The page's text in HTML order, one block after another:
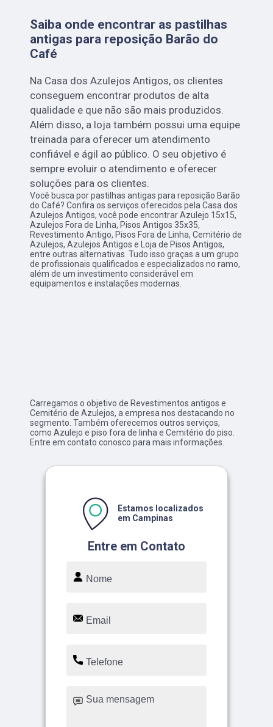
Saiba onde encontrar as pastilhas
antigas para reposição Barão do
Café
Na Casa dos Azulejos Antigos, os clientes
conseguem encontrar produtos de alta
qualidade e que não são mais produzidos.
Além disso, a loja também possui uma equipe
treinada para oferecer um atendimento
confiável e ágil ao público. O seu objetivo é
sempre evoluir o atendimento e oferecer
soluções para os clientes.
Você busca por pastilhas antigas para reposição Barão
do Café? Confira os serviços oferecidos pela Casa dos
Azulejos Antigos, você pode encontrar Azulejo 15x15,
Azulejos Fora de Linha, Pisos Antigos 35x35,
Revestimento Antigo, Pisos Fora de Linha, Cemitério de
Azulejos, Azulejos Antigos e Loja de Pisos Antigos,
entre outras alternativas. Tudo isso graças a um grupo
de profissionais qualificados e especializados no ramo,
além de um investimento considerável em
equipamentos e instalações modernas.
Carregamos o objetivo de Revestimentos antigos e
Cemitério de Azulejos, a empresa nos destacando no
segmento. Também oferecemos outros serviços,
como Azulejo e piso fora de linha e Cemitério do piso.
Entre em contato conosco para mais informações.
Entre em Contato
Estamos localizados
em Campinas